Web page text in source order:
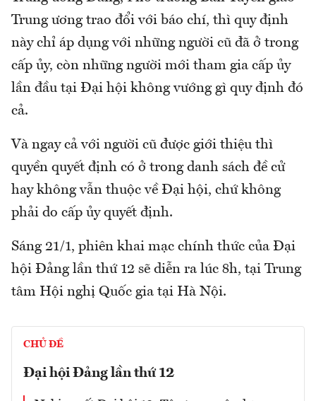
Trung ương trao đổi với báo chí, thì quy định
này chỉ áp dụng với những người cũ đã ở trong
cấp ủy, còn những người mới tham gia cấp ủy
lần đầu tại Đại hội không vướng gì quy định đó
cả.
Và ngay cả với người cũ được giới thiệu thì
quyền quyết định có ở trong danh sách đề cử
hay không vẫn thuộc về Đại hội, chứ không
phải do cấp ủy quyết định.
Sáng 21/1, phiên khai mạc chính thức của Đại
hội Đảng lần thứ 12 sẽ diễn ra lúc 8h, tại Trung
tâm Hội nghị Quốc gia tại Hà Nội.
CHỦ ĐỀ
Đại hội Đảng lần thứ 12